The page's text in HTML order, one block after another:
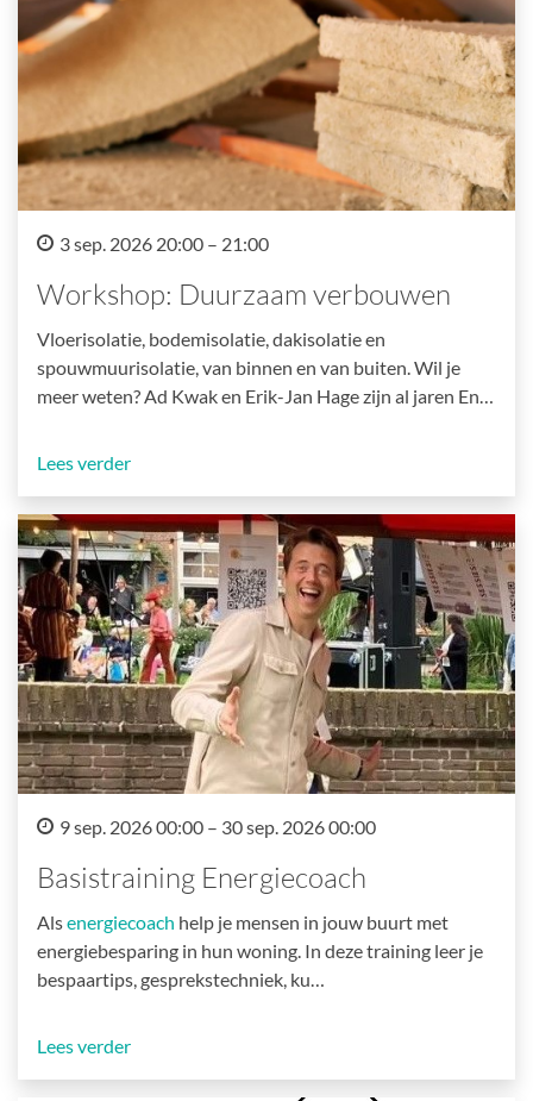
3 sep. 2026 20:00 – 21:00
Workshop: Duurzaam verbouwen
Vloerisolatie, bodemisolatie, dakisolatie en
spouwmuurisolatie, van binnen en van buiten. Wil je
meer weten? Ad Kwak en Erik-Jan Hage zijn al jaren En…
Lees verder
9 sep. 2026 00:00 – 30 sep. 2026 00:00
Basistraining Energiecoach
Alsenergiecoach help je mensen in jouw buurt met
energiebesparing in hun woning. In deze training leer je
bespaartips, gesprekstechniek, ku…
Lees verder